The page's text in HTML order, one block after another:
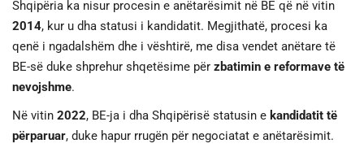
Shqipëria ka nisur procesin e anëtarësimit në BE që në vitin
2014, kur u dha statusi i kandidatit. Megjithatë, procesi ka
qenë i ngadalshëm dhe i vështirë, me disa vendet anëtare të
BE-së duke shprehur shqetësime për zbatimin e reformave të
nevojshme.
Në vitin 2022, BE-ja i dha Shqipërisë statusin e kandidatit të
përparuar, duke hapur rrugën për negociatat e anëtarësimit.